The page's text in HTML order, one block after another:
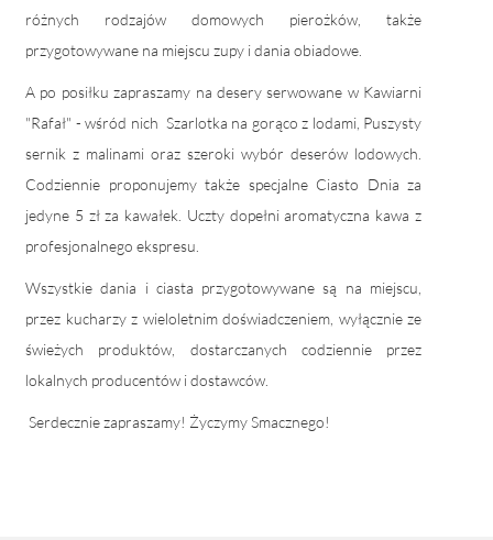
różnych rodzajów domowych pierożków, także
przygotowywane na miejscu zupy i dania obiadowe.
A po posiłku zapraszamy na desery serwowane w Kawiarni
"Rafał" - wśród nich Szarlotka na gorąco z lodami, Puszysty
sernik z malinami oraz szeroki wybór deserów lodowych.
Codziennie proponujemy także specjalne Ciasto Dnia za
jedyne 5 zł za kawałek. Uczty dopełni aromatyczna kawa z
profesjonalnego ekspresu.
Wszystkie dania i ciasta przygotowywane są na miejscu,
przez kucharzy z wieloletnim doświadczeniem, wyłącznie ze
świeżych produktów, dostarczanych codziennie przez
lokalnych producentów i dostawców.
Serdecznie zapraszamy! Życzymy Smacznego!